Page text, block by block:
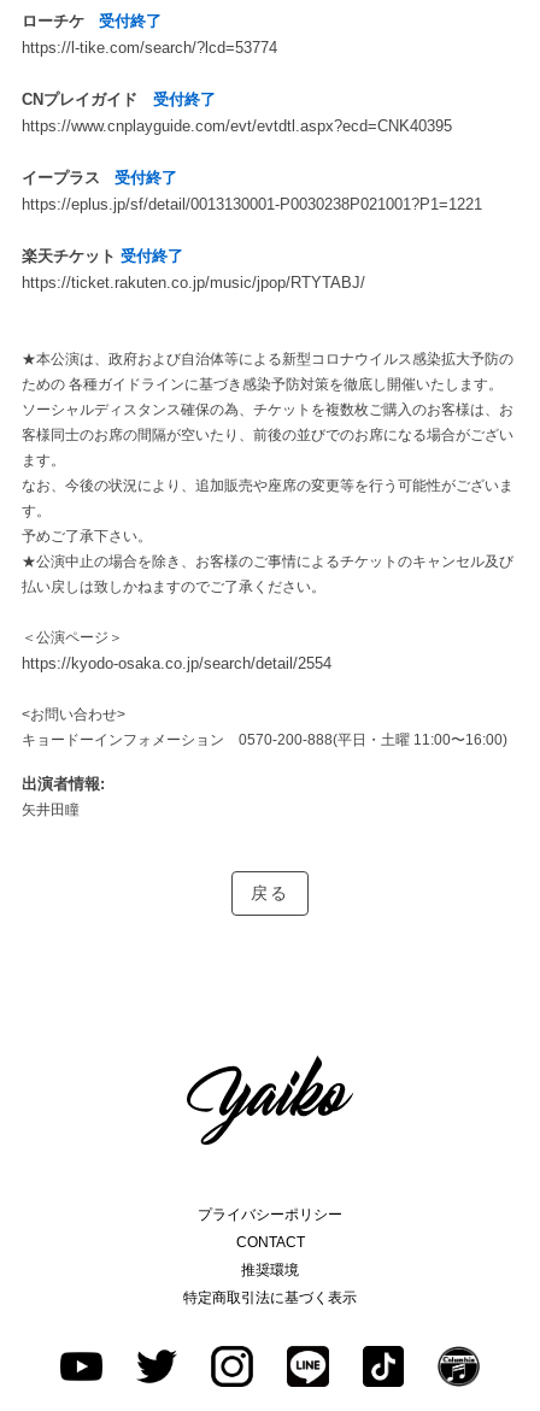
ローチケ
受付終了
https://l-tike.com/search/?lcd=53774
CNプレイガイド 受付終了
https://www.cnplayguide.com/evt/evtdtl.aspx?ecd=CNK40395
イープラス
受付終了
https://eplus.jp/sf/detail/0013130001-P0030238P021001?P1=1221
楽天チケット 受付終了
https://ticket.rakuten.co.jp/music/jpop/RTYTABJ/
★本公演は、政府および自治体等による新型コロナウイルス感染拡大予防の
ための 各種ガイドラインに基づき感染予防対策を徹底し開催いたします。
ソーシャルディスタンス確保の為、チケットを複数枚ご購入のお客様は、お
客様同士のお席の間隔が空いたり、前後の並びでのお席になる場合がござい
ます。
なお、今後の状況により、追加販売や座席の変更等を行う可能性がございま
す。
予めご了承下さい。
★公演中止の場合を除き、お客様のご事情によるチケットのキャンセル及び
払い戻しは致しかねますのでご了承ください。
＜公演ページ＞
https://kyodo-osaka.co.jp/search/detail/2554
<お問い合わせ>
キョードーインフォメーション 0570-200-888(平日・土曜 11:00〜16:00)
出演者情報
矢井田瞳
戻る
プライバシーポリシー
CONTACT
推奨環境
特定商取引法に基づく表示